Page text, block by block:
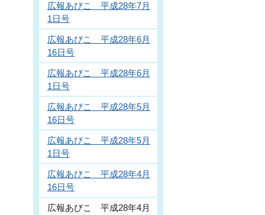
広報あびこ 平成28年7月
1日号
広報あびこ 平成28年6月
16日号
広報あびこ 平成28年6月
1日号
広報あびこ 平成28年5月
16日号
広報あびこ 平成28年5月
1日号
広報あびこ 平成28年4月
16日号
広報あびこ 平成28年4月